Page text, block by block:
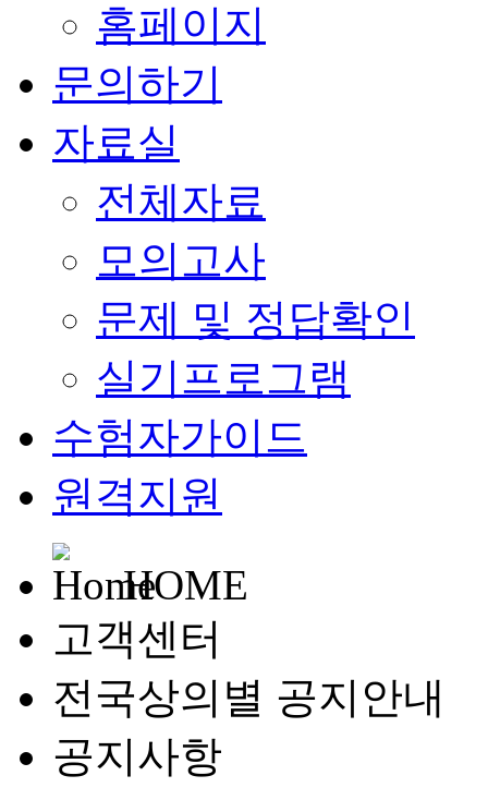
홈페이지
문의하기
자료실
전체자료
모의고사
문제 및 정답확인
실기프로그램
수험자가이드
원격지원
HOME
고객센터
전국상의별 공지안내
공지사항